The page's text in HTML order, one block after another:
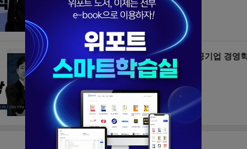
[최신] [단일/상경통합전공] 김윤상의 공기업 경영
정
김윤상/ 조회 17539